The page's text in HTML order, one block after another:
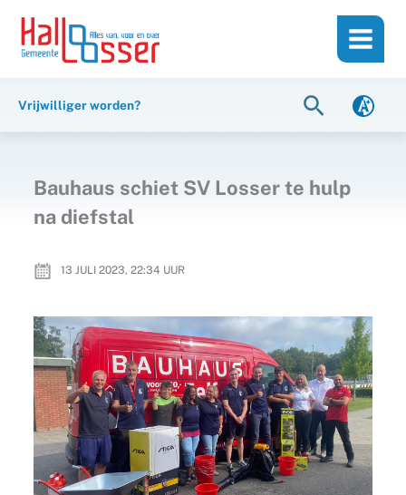
inhoud
naar
Vrijwilliger worden? Zoeken
Bauhaus schiet SV Losser te hulp
na diefstal
13 JULI 2023, 22:34 UUR